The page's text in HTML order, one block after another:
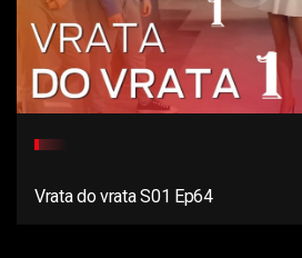
Vrata do vrata S01 Ep64